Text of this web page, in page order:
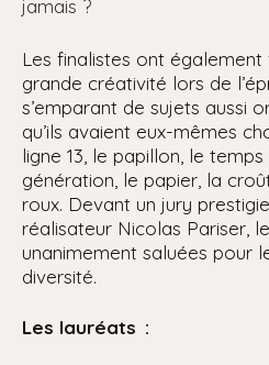
jamais ?
Les finalistes ont également
grande créativité lors de
s’emparant de sujets aussi
qu’ils avaient eux-mêmes
ligne 13, le papillon, le
génération, le papier, la
roux. Devant un jury
réalisateur Nicolas Pariser,
unanimement saluées pour
diversité.
Les lauréats :